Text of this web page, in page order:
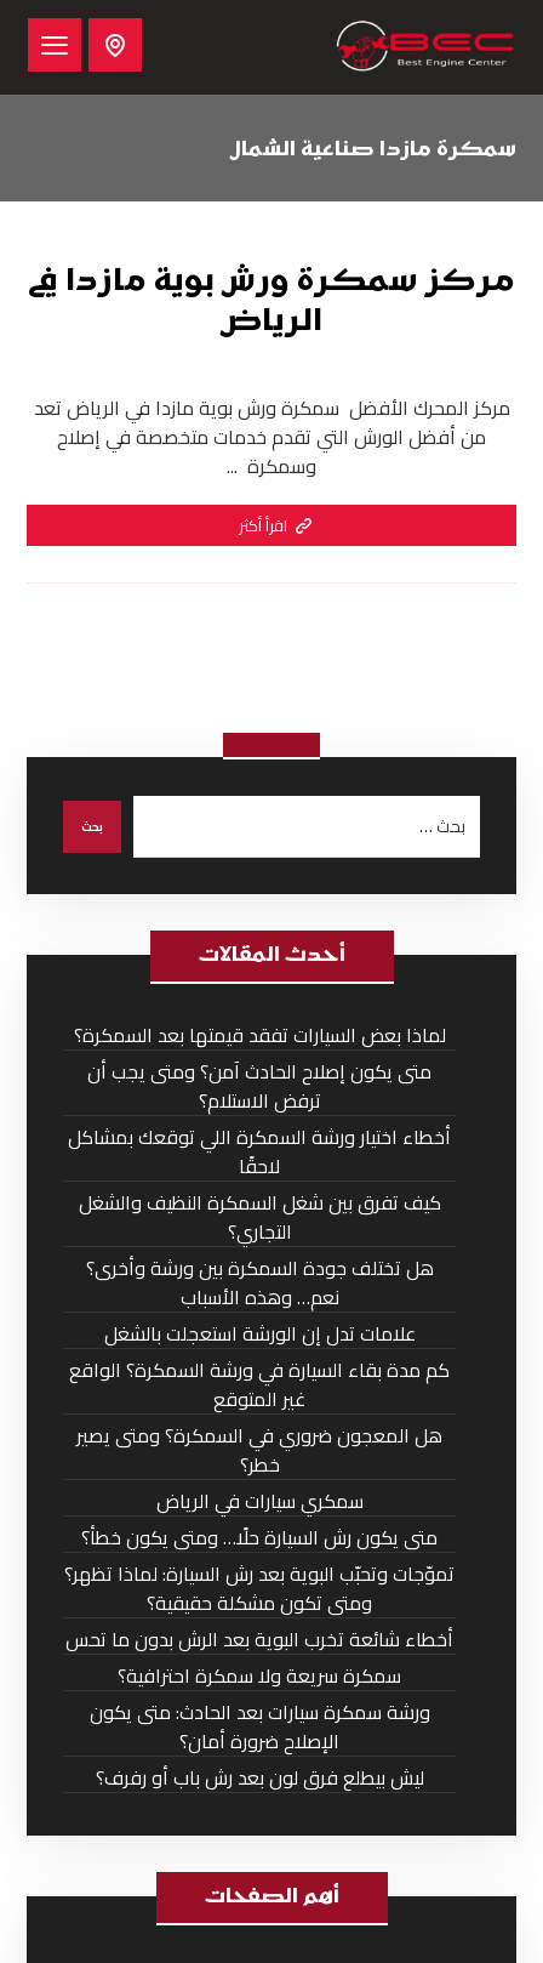
سمكرة مازدا صناعية الشمال
مركز سمكرة ورش بوية مازدا في
الرياض
مركز المحرك الأفضل سمكرة ورش بوية مازدا في الرياض تعد
من أفضل الورش التي تقدم خدمات متخصصة في إصلاح
وسمكرة ...
اقرأ أكثر
أحدث المقالات
لماذا بعض السيارات تفقد قيمتها بعد السمكرة؟
متى يكون إصلاح الحادث آمن؟ ومتى يجب أن
ترفض الاستلام؟
أخطاء اختيار ورشة السمكرة اللي توقعك بمشاكل
لاحقًا
كيف تفرق بين شغل السمكرة النظيف والشغل
التجاري؟
هل تختلف جودة السمكرة بين ورشة وأخرى؟
نعم… وهذه الأسباب
علامات تدل إن الورشة استعجلت بالشغل
كم مدة بقاء السيارة في ورشة السمكرة؟ الواقع
غير المتوقع
هل المعجون ضروري في السمكرة؟ ومتى يصير
خطر؟
سمكري سيارات في الرياض
متى يكون رش السيارة حلًا… ومتى يكون خطأ؟
تموّجات وتحبّب البوية بعد رش السيارة: لماذا تظهر؟
ومتى تكون مشكلة حقيقية؟
أخطاء شائعة تخرب البوية بعد الرش بدون ما تحس
سمكرة سريعة ولا سمكرة احترافية؟
ورشة سمكرة سيارات بعد الحادث: متى يكون
الإصلاح ضرورة أمان؟
ليش بيطلع فرق لون بعد رش باب أو رفرف؟
أهم الصفحات